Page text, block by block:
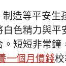
制造等平安生
白色精力與平
。短短非常鐘
一個月價錢